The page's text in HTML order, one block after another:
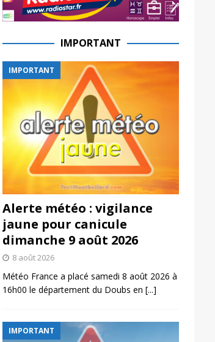
IMPORTANT
IMPORTANT
Alerte météo : vigilance
jaune pour canicule
dimanche 9 août 2026
8 août 2026
Météo France a placé samedi 8 août 2026 à
16h00 le département du Doubs en [...]
IMPORTANT